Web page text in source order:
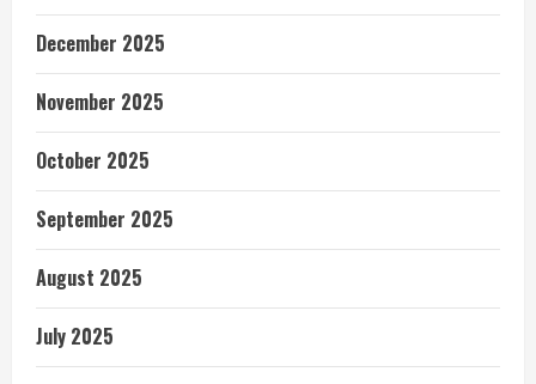
December 2025
November 2025
October 2025
September 2025
August 2025
July 2025